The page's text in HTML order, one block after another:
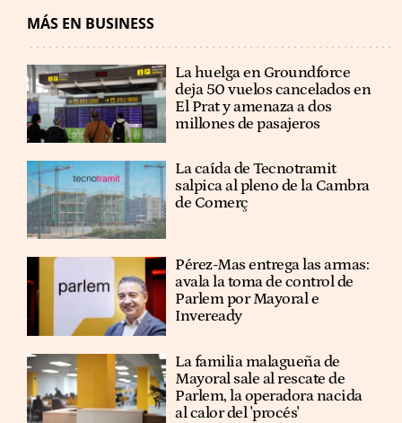
MÁS EN BUSINESS
La huelga en Groundforce
deja 50 vuelos cancelados en
El Prat y amenaza a dos
millones de pasajeros
La caída de Tecnotramit
salpica al pleno de la Cambra
de Comerç
Pérez-Mas entrega las armas:
avala la toma de control de
Parlem por Mayoral e
Inveready
La familia malagueña de
Mayoral sale al rescate de
Parlem, la operadora nacida
al calor del 'procés'